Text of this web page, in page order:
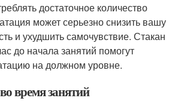
достаточное количество
может серьезно снизить вашу
и ухудшить самочувствие. Стакан
до начала занятий помогут
на должном уровне.
время занятий